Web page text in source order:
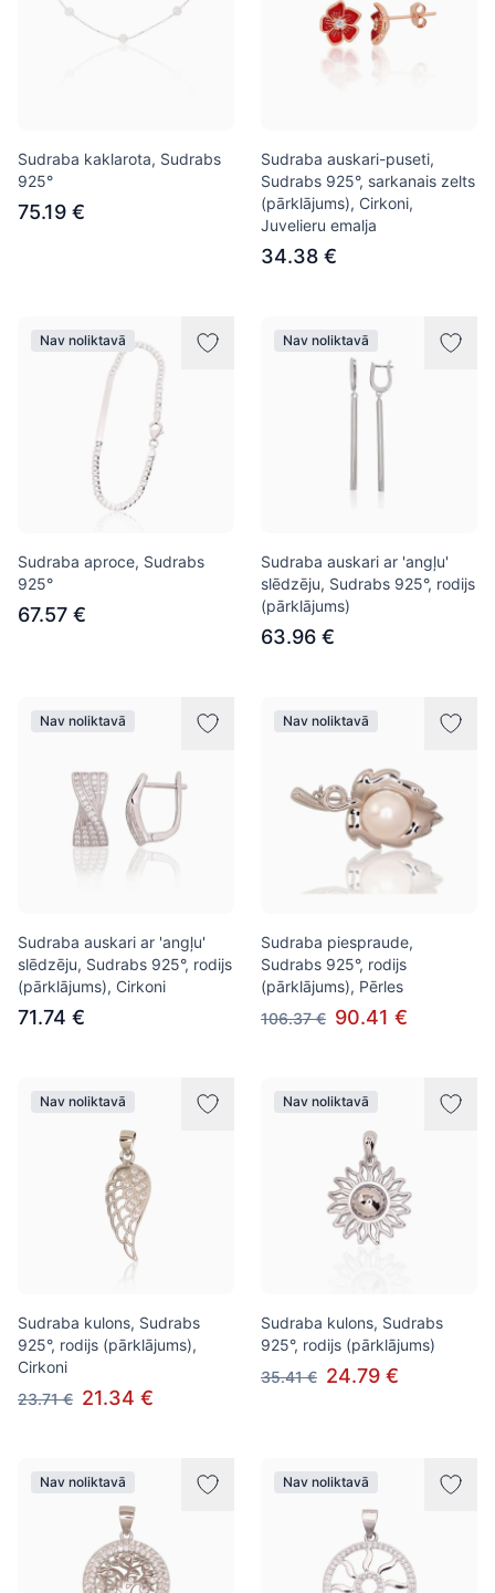
Sudraba kaklarota, Sudrabs
925°
75.19 €
Sudraba auskari-puseti,
Sudrabs 925°, sarkanais zelts
(pārklājums), Cirkoni,
Juvelieru emalja
34.38 €
Nav noliktavā
Sudraba aproce, Sudrabs
925°
67.57 €
Nav noliktavā
Sudraba auskari ar 'angļu'
slēdzēju, Sudrabs 925°, rodijs
(pārklājums)
63.96 €
Nav noliktavā
Sudraba auskari ar 'angļu'
slēdzēju, Sudrabs 925°, rodijs
(pārklājums), Cirkoni
71.74 €
Nav noliktavā
Sudraba piespraude,
Sudrabs 925°, rodijs
(pārklājums), Pērles
106.37 € 90.41 €
Nav noliktavā
Sudraba kulons, Sudrabs
925°, rodijs (pārklājums),
Cirkoni
23.71 € 21.34 €
Nav noliktavā
Sudraba kulons, Sudrabs
925°, rodijs (pārklājums)
35.41 € 24.79 €
Nav noliktavā Nav noliktavā